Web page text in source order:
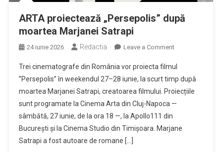
ARTA proiectează „Persepolis” după
moartea Marjanei Satrapi
24 iunie 2026 Redactia Leave a Commenton
proiectează
„Persepolis”
după
moartea
Satrapi
Trei cinematografe din România vor proiecta filmul
”Persepolis” în weekendul 27–28 iunie, la scurt timp după
moartea Marjanei Satrapi, creatoarea filmului. Proiecțiile
sunt programate la Cinema Arta din Cluj-Napoca —
sâmbătă, 27 iunie, de la ora 18 —, la Apollo111 din
București și la Cinema Studio din Timișoara. Marjane
Satrapi a fost autoare de romane […]